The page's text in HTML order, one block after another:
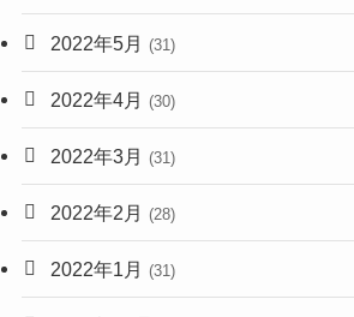
2022年5月 (31)
2022年4月 (30)
2022年3月 (31)
2022年2月 (28)
2022年1月 (31)